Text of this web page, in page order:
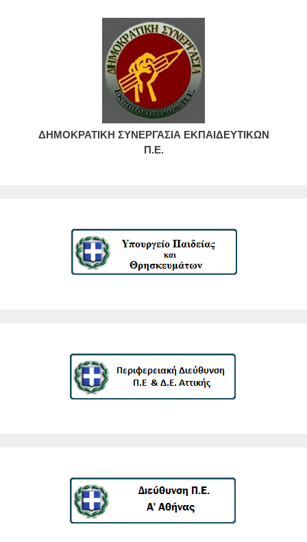
ΔΗΜΟΚΡΑΤΙΚΗ ΣΥΝΕΡΓΑΣΙΑ ΕΚΠΑΙΔΕΥΤΙΚΩΝ
Π.Ε.